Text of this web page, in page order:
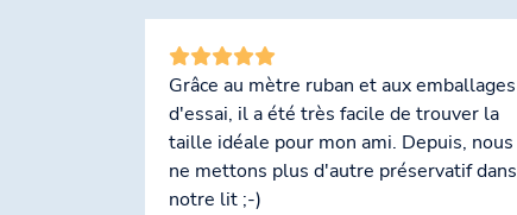
Grâce au mètre ruban et aux emballages
d'essai, il a été très facile de trouver la
taille idéale pour mon ami. Depuis, nous
ne mettons plus d'autre préservatif dans
notre lit ;-)